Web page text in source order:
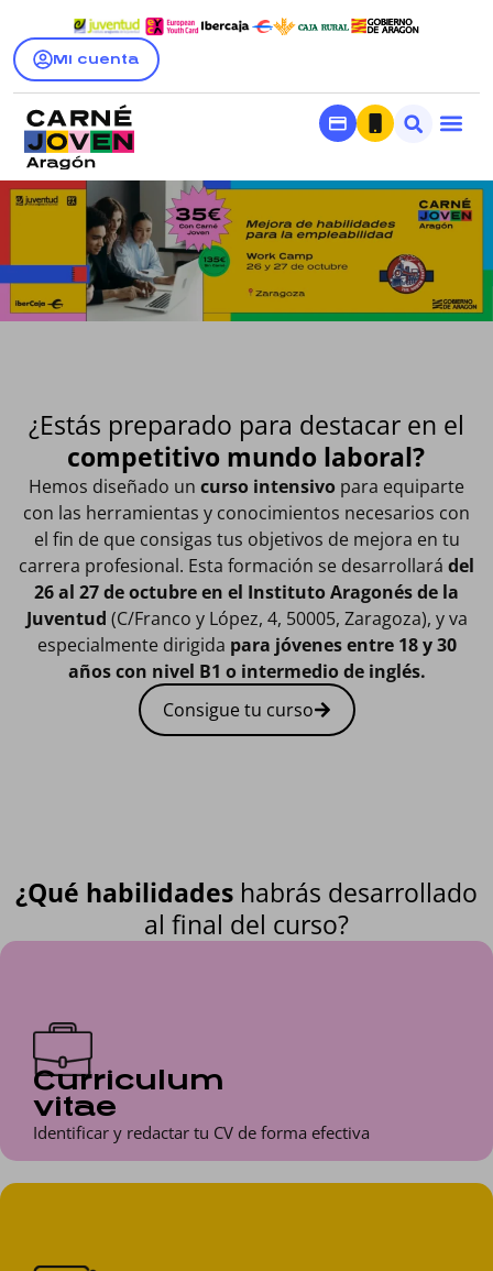
Mi cuenta
¿Estás preparado para destacar en el
competitivo mundo laboral?
Hemos diseñado un curso intensivo para equiparte
con las herramientas y conocimientos necesarios con
el fin de que consigas tus objetivos de mejora en tu
carrera profesional. Esta formación se desarrollará del
26 al 27 de octubre en el Instituto Aragonés de la
Juventud (C/Franco y López, 4, 50005, Zaragoza), y va
especialmente dirigida para jóvenes entre 18 y 30
años con nivel B1 o intermedio de inglés.
Consigue tu curso
¿Qué habilidadeshabrás desarrollado
al final del curso?
Curriculum
vitae
Identificar y redactar tu CV de forma efectiva